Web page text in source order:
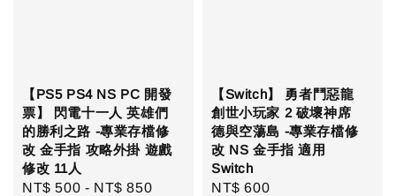
【PS5 PS4 NS PC 開發
票】 閃電十一人 英雄們
的勝利之路 -專業存檔修
改 金手指 攻略外掛 遊戲
修改 11人
Regular
NT$ 500 - NT$ 850
【Switch】 勇者鬥惡龍
創世小玩家 2 破壞神席
德與空蕩島 -專業存檔修
改 NS 金手指 適用
Switch
Regular
NT$ 600